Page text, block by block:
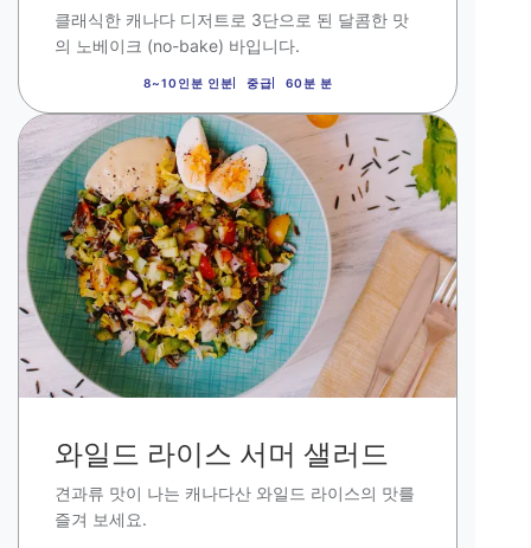
클래식한 캐나다 디저트로 3단으로 된 달콤한 맛
의 노베이크 (no-bake) 바입니다.
8~10인분 인분 중급 60분 분
이
미
지
와일드 라이스 서머 샐러드
견과류 맛이 나는 캐나다산 와일드 라이스의 맛를
즐겨 보세요.